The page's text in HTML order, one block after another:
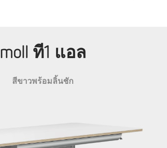
moll ที1 แอล
สีขาวพร้อมลิ้นชัก